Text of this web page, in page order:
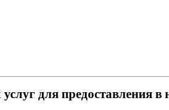
для предоставления в